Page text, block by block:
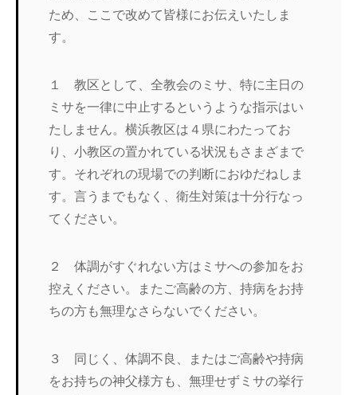
ため、ここで改めて皆様にお伝えいたしま
す。
１ 教区として、全教会のミサ、特に主日の
ミサを一律に中止するというような指示はい
たしません。横浜教区は４県にわたってお
り、小教区の置かれている状況もさまざまで
す。それぞれの現場での判断におゆだねしま
す。言うまでもなく、衛生対策は十分行なっ
てください。
２ 体調がすぐれない方はミサへの参加をお
控えください。またご高齢の方、持病をお持
ちの方も無理なさらないでください。
３ 同じく、体調不良、またはご高齢や持病
をお持ちの神父様方も、無理せずミサの挙行